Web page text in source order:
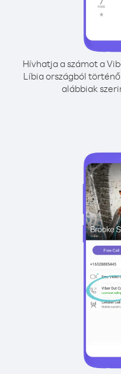
Hívhatja a számot a
Líbia országból
alábbiak